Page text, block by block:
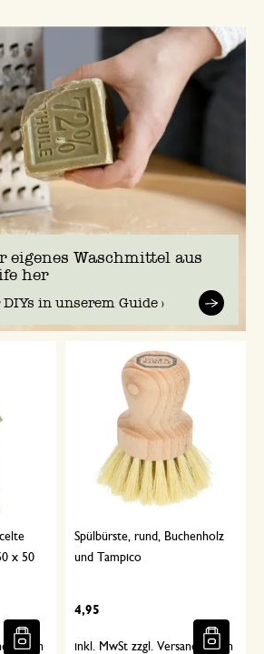
x 50
Spülbürste, rund, Buchenholz
und Tampico
4,95
inkl. MwSt zzgl. Versandkosten
eigenes Waschmittel aus
her
in unserem Guide >